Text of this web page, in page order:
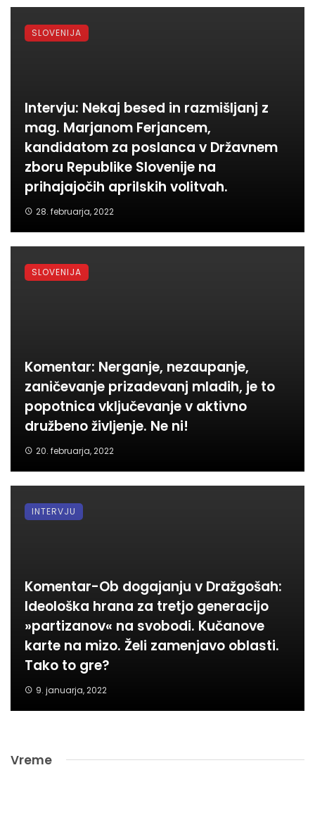
Intervju: Nekaj besed in razmišljanj z
mag. Marjanom Ferjancem,
kandidatom za poslanca v Državnem
zboru Republike Slovenije na
prihajajočih aprilskih volitvah.
28. februarja, 2022
SLOVENIJA
Komentar: Nerganje, nezaupanje,
zaničevanje prizadevanj mladih, je to
popotnica vključevanje v aktivno
družbeno življenje. Ne ni!
20. februarja, 2022
SLOVENIJA
Komentar-Ob dogajanju v Dražgošah:
Ideološka hrana za tretjo generacijo
»partizanov« na svobodi. Kučanove
karte na mizo. Želi zamenjavo oblasti.
Tako to gre?
9. januarja, 2022
INTERVJU
Vreme